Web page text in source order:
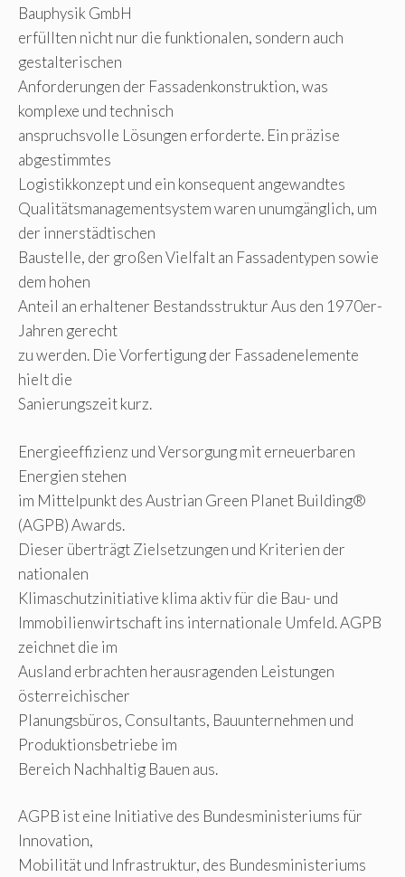
Bauphysik GmbH
erfüllten nicht nur die funktionalen, sondern auch
gestalterischen
Anforderungen der Fassadenkonstruktion, was
komplexe und technisch
anspruchsvolle Lösungen erforderte. Ein präzise
abgestimmtes
Logistikkonzept und ein konsequent angewandtes
Qualitätsmanagementsystem waren unumgänglich, um
der innerstädtischen
Baustelle, der großen Vielfalt an Fassadentypen sowie
dem hohen
Anteil an erhaltener Bestandsstruktur Aus den 1970er-
Jahren gerecht
zu werden. Die Vorfertigung der Fassadenelemente
hielt die
Sanierungszeit kurz.
Energieeffizienz und Versorgung mit erneuerbaren
Energien stehen
im Mittelpunkt des Austrian Green Planet Building®
(AGPB) Awards.
Dieser überträgt Zielsetzungen und Kriterien der
nationalen
Klimaschutzinitiative klima aktiv für die Bau- und
Immobilienwirtschaft ins internationale Umfeld. AGPB
zeichnet die im
Ausland erbrachten herausragenden Leistungen
österreichischer
Planungsbüros, Consultants, Bauunternehmen und
Produktionsbetriebe im
Bereich Nachhaltig Bauen aus.
AGPB ist eine Initiative des Bundesministeriums für
Innovation,
Mobilität und Infrastruktur, des Bundesministeriums